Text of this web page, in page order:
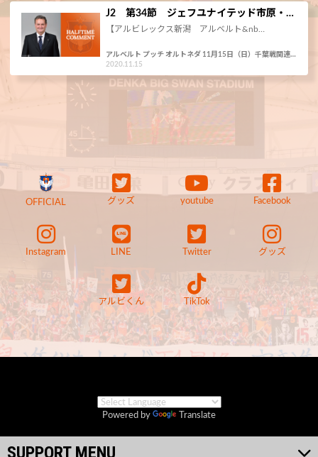
J2 第34節 ジェフユナイテッド市原・…
【アルビレックス新潟 アルベルト&nb…
アルベルト プッチ オルトネダ 11月15日（日）千葉戦関連…
2020.11.15
OFFICIAL グッズ youtube Facebook
Instagram LINE Twitter グッズ
アルビくん TikTok
Powered by Translate
SUPPORT MENU